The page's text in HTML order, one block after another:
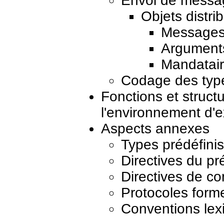
Objets
Codage des
Fonctions et
l'environnement
Aspects annexes
Types prédéfinis
Directives du
Directives de
Protocoles
Conventions